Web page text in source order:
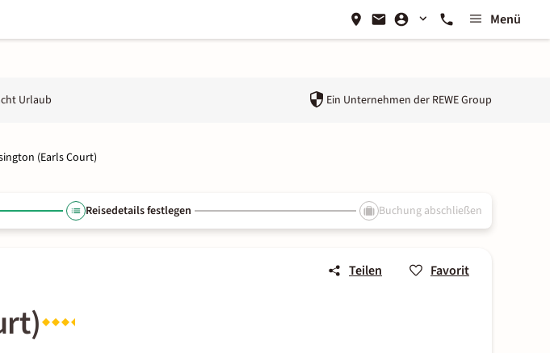
Menü
Urlaub Ein Unternehmen der REWE Group
(Earls Court)
Reisedetails festlegen Buchung abschließen
Teilen Favorit